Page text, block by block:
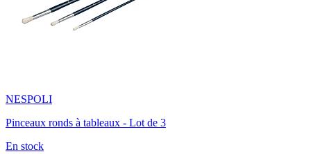
NESPOLI
Pinceaux ronds à tableaux - Lot de 3
En stock